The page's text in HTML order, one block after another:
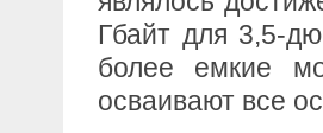
Гбайт для 3,5-
более емкие
осваивают все